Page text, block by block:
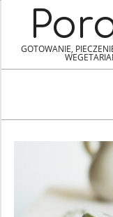
content
Navigation
GOTOWANIE,